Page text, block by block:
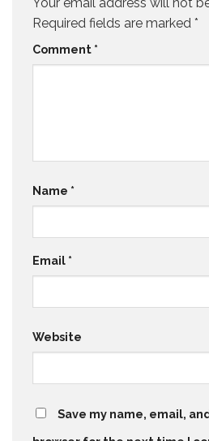
Required fields are marked *
Comment *
Name *
Email *
Website
Save my name, email,